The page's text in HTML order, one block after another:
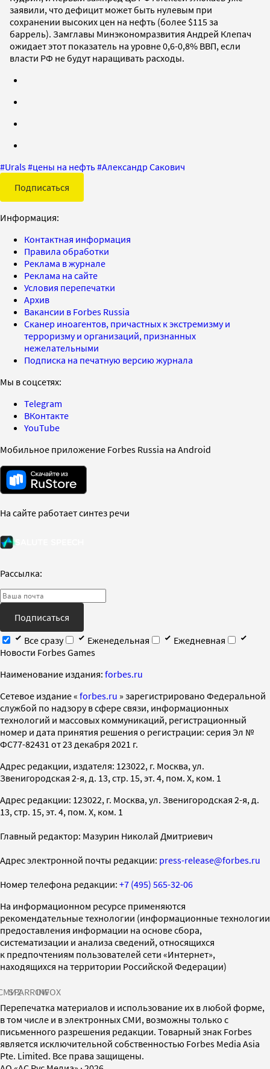
заявили, что дефицит может быть нулевым при
сохранении высоких цен на нефть (более $115 за
баррель). Замглавы Минэкономразвития Андрей Клепач
ожидает этот показатель на уровне 0,6-0,8% ВВП, если
власти РФ не будут наращивать расходы.
#Urals#цены на нефть#Александр Сакович
Подписаться
Информация:
Контактная информация
Правила обработки
Реклама в журнале
Реклама на сайте
Условия перепечатки
Архив
Вакансии в Forbes Russia
Сканер иноагентов, причастных к экстремизму и
терроризму и организаций, признанных
нежелательными
Подписка на печатную версию журнала
Мы в соцсетях:
Telegram
ВКонтакте
YouTube
Мобильное приложение Forbes Russia на Android
На сайте работает синтез речи
Рассылка:
Подписаться
Все сразу
Еженедельная
Ежедневная
Новости Forbes Games
Наименование издания: forbes.ru
Cетевое издание « forbes.ru » зарегистрировано Федеральной
службой по надзору в сфере связи, информационных
технологий и массовых коммуникаций, регистрационный
номер и дата принятия решения о регистрации: серия Эл №
ФС77-82431 от 23 декабря 2021 г.
Адрес редакции, издателя: 123022, г. Москва, ул.
Звенигородская 2-я, д. 13, стр. 15, эт. 4, пом. X, ком. 1
Адрес редакции: 123022, г. Москва, ул. Звенигородская 2-я, д.
13, стр. 15, эт. 4, пом. X, ком. 1
Главный редактор: Мазурин Николай Дмитриевич
Адрес электронной почты редакции: press-release@forbes.ru
Номер телефона редакции: +7 (495) 565-32-06
На информационном ресурсе применяются
рекомендательные технологии (информационные технологии
предоставления информации на основе сбора,
систематизации и анализа сведений, относящихся
к предпочтениям пользователей сети «Интернет»,
находящихся на территории Российской Федерации)
SPARROWINFOX
Перепечатка материалов и использование их в любой форме,
в том числе и в электронных СМИ, возможны только с
письменного разрешения редакции. Товарный знак Forbes
является исключительной собственностью Forbes Media Asia
Pte. Limited. Все права защищены.